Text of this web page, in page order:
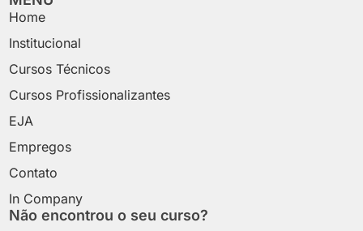
Home
Institucional
Cursos Técnicos
Cursos Profissionalizantes
EJA
Empregos
Contato
In Company
Não encontrou o seu curso?